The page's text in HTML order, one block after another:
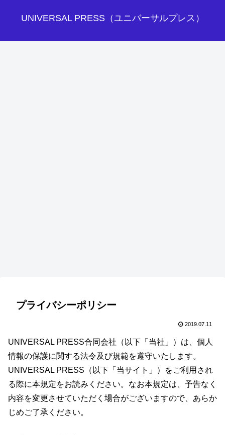
UNIVERSAL PRESS（ユニバーサルプレス）
プライバシーポリシー
2019.07.11
UNIVERSAL PRESS合同会社（以下「当社」）は、個人
情報の保護に関する法令及び規範を遵守いたします。
UNIVERSAL PRESS（以下「当サイト」）をご利用され
る際に本規定をお読みください。なお本規定は、予告なく
内容を変更させていただく場合がございますので、あらか
じめご了承ください。